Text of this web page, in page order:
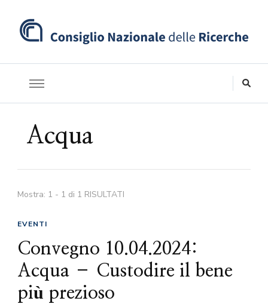
Acqua
Mostra: 1 - 1 di 1 RISULTATI
EVENTI
Convegno 10.04.2024:
Acqua – Custodire il bene
più prezioso